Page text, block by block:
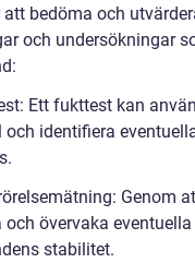
bedöma och
och undersökningar
Ett fukttest kan
och identifiera
Genom
och övervaka
stabilitet.